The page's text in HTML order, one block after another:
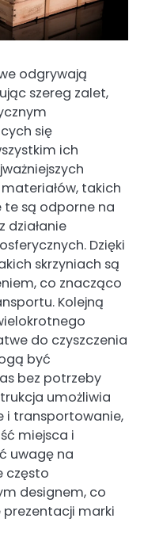
odgrywają
szereg zalet,
się
ich
takich
te są odporne na
działanie
Dzięki
skrzyniach są
co znacząco
Kolejną
do czyszczenia
być
bez potrzeby
umożliwia
i transportowanie,
miejsca i
uwagę na
często
designem, co
marki